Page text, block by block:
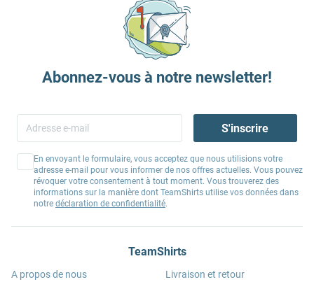
Abonnez-vous à notre newsletter!
S'inscrire
En envoyant le formulaire, vous acceptez que nous utilisions votre
adresse e-mail pour vous informer de nos offres actuelles. Vous pouvez
révoquer votre consentement à tout moment. Vous trouverez des
informations sur la manière dont TeamShirts utilise vos données dans
notre déclaration de confidentialité.
TeamShirts
A propos de nous
Livraison et retour